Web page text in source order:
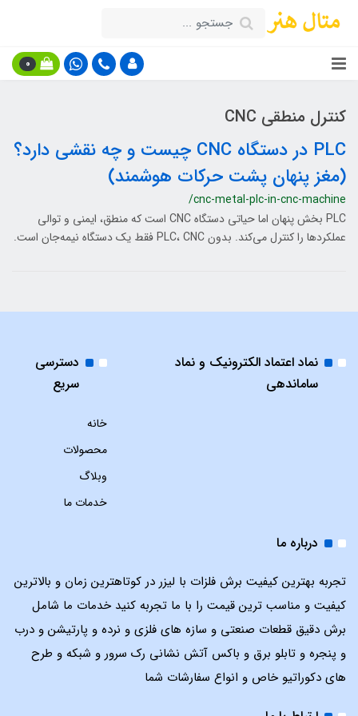
0
کنترل منطقی CNC
PLC در دستگاه CNC چیست و چه نقشی دارد؟
(مغز پنهان پشت حرکات هوشمند)
/cnc-metal-plc-in-cnc-machine
PLC بخش پنهان اما حیاتی دستگاه CNC است که منطق، ایمنی و توالی
عملکردها را کنترل می‌کند. بدون PLC، CNC فقط یک دستگاه نیمه‌جان است.
نماد اعتماد الکترونیک و نماد
ساماندهی
دسترسی
سریع
خانه
محصولات
وبلاگ
خدمات ما
درباره ما
تجربه بهترین کیفیت برش فلزات با لیزر در کوتاهترین زمان و بالاترین
کیفیت و مناسب ترین قیمت را با ما تجربه کنید خدمات ما شامل
برش دقیق قطعات صنعتی و سازه های فلزی و نرده و پارتیشن و درب
و پنجره و تابلو برق و باکس آتش نشانی رک سرور و شبکه و طرح
های دکوراتیو خاص و انواع سفارشات شما